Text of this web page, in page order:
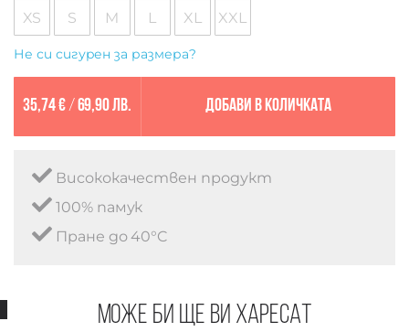
XS S M L XL XXL
Не си сигурен за размера?
35,74 €/ 69,90 лв. Добави в количката
Висококачествен продукт
100% памук
Пране до 40°C
Може би ще ви харесат